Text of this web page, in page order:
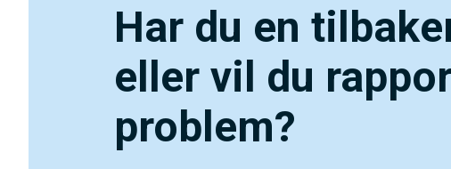
Har du en
eller vil du
problem?